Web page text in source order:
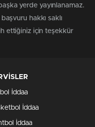
yerde yayınlanamaz.
hakkı saklı
ettiğiniz için teşekkür
İddaa
İddaa
İddaa